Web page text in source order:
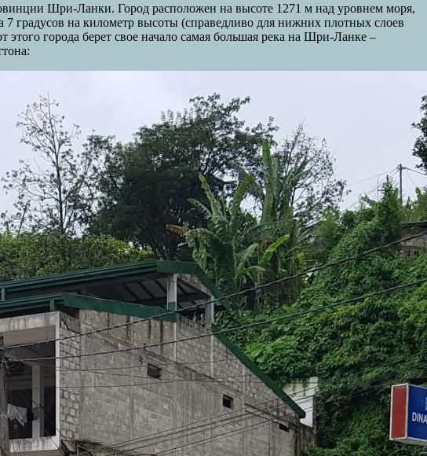
Шри-Ланки. Город расположен на высоте 1271 м над уровнем моря,
градусов на километр высоты (справедливо для нижних плотных слоев
города берет свое начало самая большая река на Шри-Ланке –